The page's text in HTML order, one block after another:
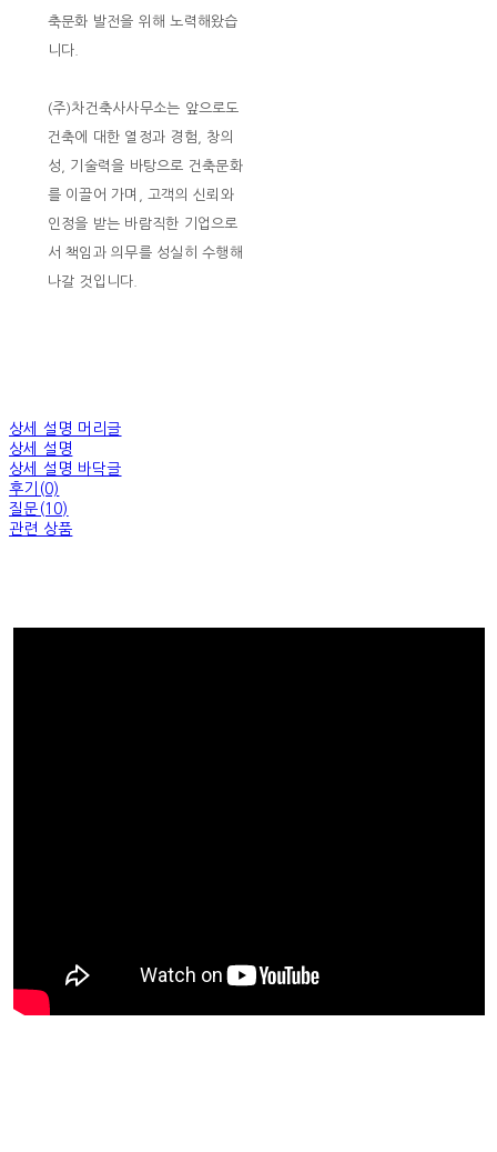
축문화 발전을 위해 노력해왔습
니다.
(주)차건축사사무소는 앞으로도
건축에 대한 열정과 경험, 창의
성, 기술력을 바탕으로 건축문화
를 이끌어 가며, 고객의 신뢰와
인정을 받는 바람직한 기업으로
서 책임과 의무를 성실히 수행해
나갈 것입니다.
상세 설명 머리글
상세 설명
상세 설명 바닥글
후기(0)
질문(10)
관련 상품